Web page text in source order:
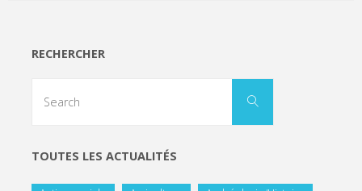
RECHERCHER
TOUTES LES ACTUALITÉS